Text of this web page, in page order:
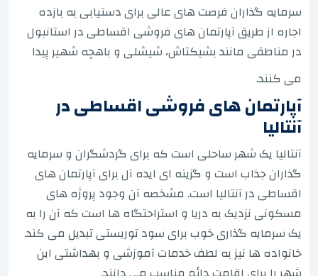
سرمایه گذاران فرصت های عالی برای دستیابی به بازده
اجاره از طریق آپارتمان های فروشی اقساطی در استانبول
در مناطقی مانند بشیکتاش، شیشلی و باهچه شهیر پیدا
می کنند.
آپارتمان های فروشی اقساطی در
آنتالیا
آنتالیا یک شهر ساحلی است که برای گردشگران و سرمایه
گذاران جذاب است و گزینه ای ایده آل برای آپارتمان های
اقساطی در آنتالیا است. مشخصه آن وجود پروژه های
مسکونی نزدیک به دریا و استراحتگاه ها است که آن را به
یک سرمایه گذاری خوب برای سود توریستی تبدیل می کند.
خانواده ها نیز به لطف خدمات آموزشی و بهداشتی این